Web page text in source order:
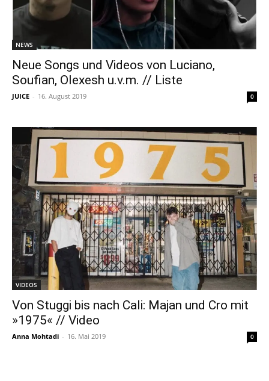
NEWS
Neue Songs und Videos von Luciano,
Soufian, Olexesh u.v.m. // Liste
JUICE - 16. August 2019 0
VIDEOS
Von Stuggi bis nach Cali: Majan und Cro mit
»1975« // Video
Anna Mohtadi - 16. Mai 2019 0